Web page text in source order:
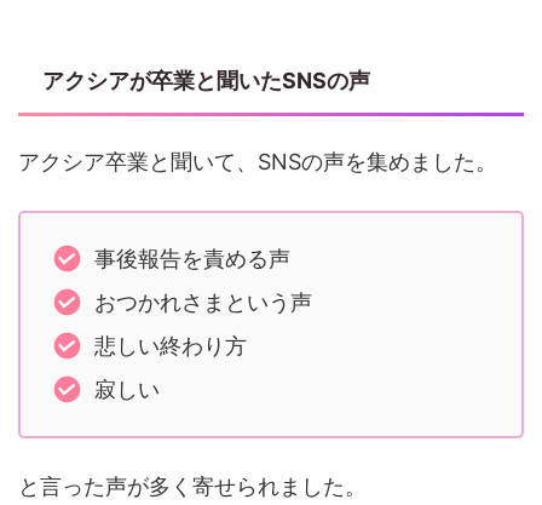
アクシアが卒業と聞いたSNSの声
アクシア卒業と聞いて、SNSの声を集めました。
事後報告を責める声
おつかれさまという声
悲しい終わり方
寂しい
と言った声が多く寄せられました。